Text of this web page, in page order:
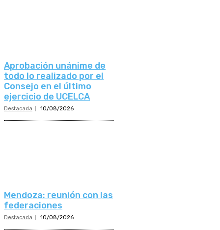
Aprobación unánime de
todo lo realizado por el
Consejo en el último
ejercicio de UCELCA
Destacada 10/08/2026
Mendoza: reunión con las
federaciones
Destacada 10/08/2026